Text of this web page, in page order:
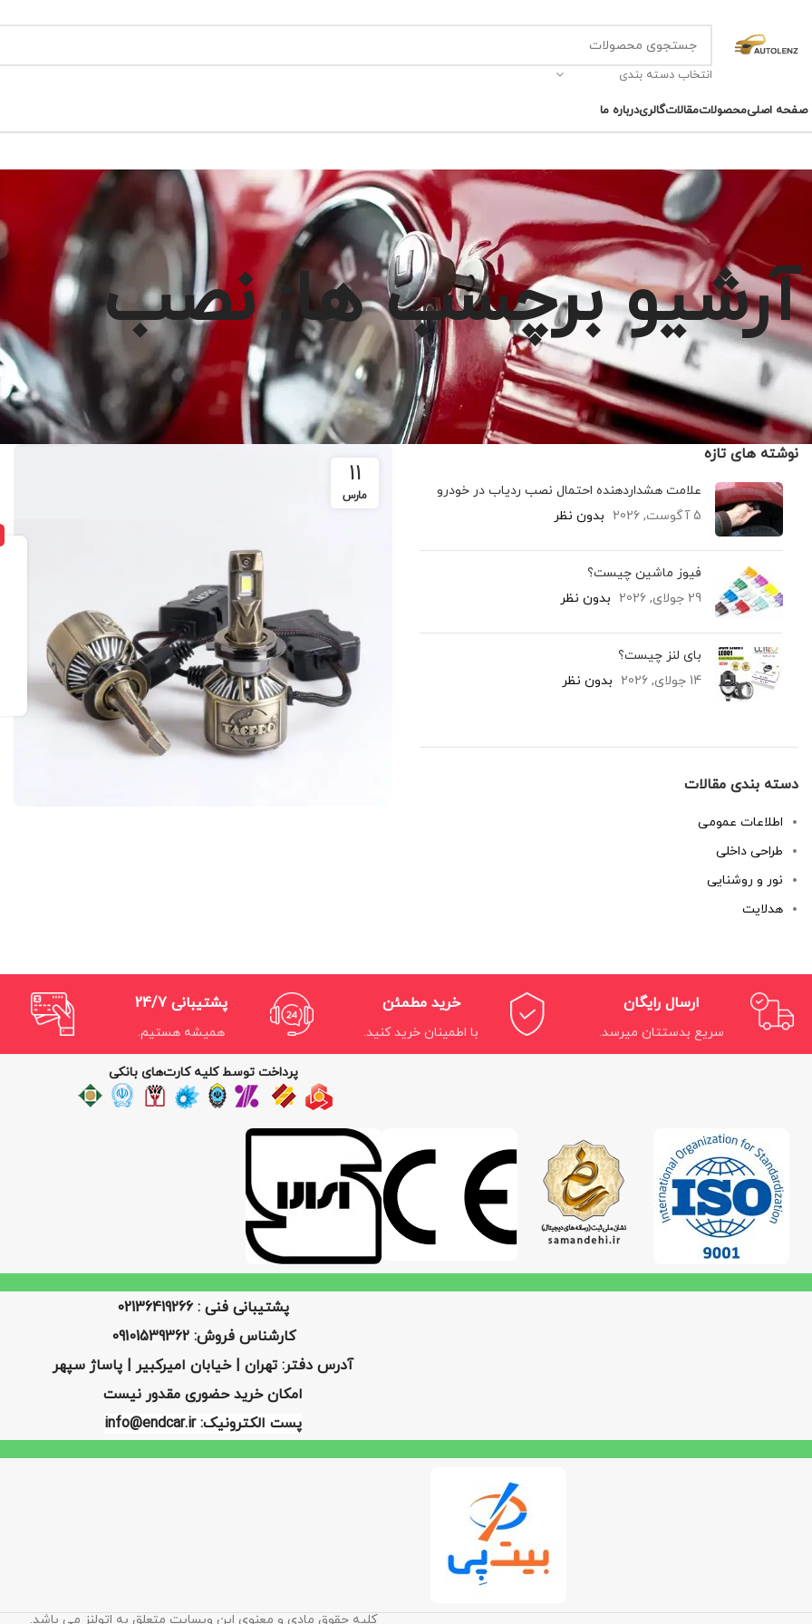
انتخاب دسته بندی
صفحه اصلیمحصولاتمقالاتگالریدرباره ما
آرشیو برچسب ها: نصب
11
مارس
نوشته های تازه
علامت هشداردهنده احتمال نصب ردیاب در خودرو
5 آگوست, 2026
بدون نظر
فیوز ماشین چیست؟
29 جولای, 2026
بدون نظر
بای لنز چیست؟
14 جولای, 2026
بدون نظر
دسته بندی مقالات
اطلاعات عمومی
طراحی داخلی
نور و روشنایی
هدلایت
ارسال رایگان
سریع بدستتان میرسد.
خرید مطمئن
با اطمینان خرید کنید.
پشتیبانی 24/7
همیشه هستیم.
پرداخت توسط کلیه کارت‌های بانکی
پشتیبانی فنی : 02136419266
کارشناس فروش: 09101539362
آدرس دفتر: تهران | خیابان امیرکبیر | پاساژ سپهر
امکان خرید حضوری مقدور نیست
پست الکترونیک: info@endcar.ir
کلیه حقوق مادی و معنوی این وبسایت متعلق به اتولنز می باشد.